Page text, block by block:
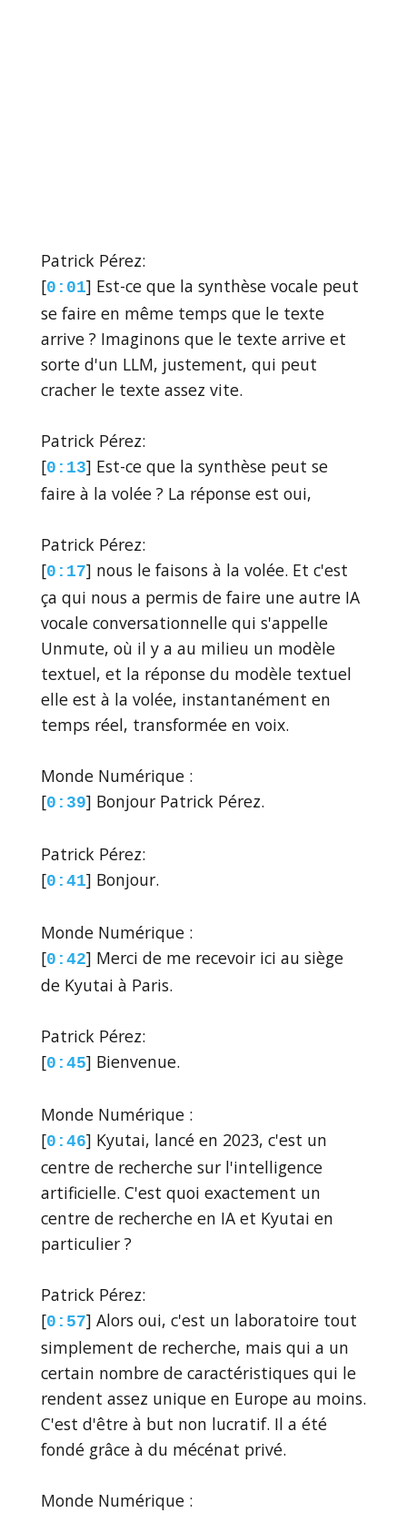
Patrick Pérez:
[0:01] Est-ce que la synthèse vocale peut
se faire en même temps que le texte
arrive ? Imaginons que le texte arrive et
sorte d'un LLM, justement, qui peut
cracher le texte assez vite.
Patrick Pérez:
[0:13] Est-ce que la synthèse peut se
faire à la volée ? La réponse est oui,
Patrick Pérez:
[0:17] nous le faisons à la volée. Et c'est
ça qui nous a permis de faire une autre IA
vocale conversationnelle qui s'appelle
Unmute, où il y a au milieu un modèle
textuel, et la réponse du modèle textuel
elle est à la volée, instantanément en
temps réel, transformée en voix.
Monde Numérique :
[0:39] Bonjour Patrick Pérez.
Patrick Pérez:
[0:41] Bonjour.
Monde Numérique :
[0:42] Merci de me recevoir ici au siège
de Kyutai à Paris.
Patrick Pérez:
[0:45] Bienvenue.
Monde Numérique :
[0:46] Kyutai, lancé en 2023, c'est un
centre de recherche sur l'intelligence
artificielle. C'est quoi exactement un
centre de recherche en IA et Kyutai en
particulier ?
Patrick Pérez:
[0:57] Alors oui, c'est un laboratoire tout
simplement de recherche, mais qui a un
certain nombre de caractéristiques qui le
rendent assez unique en Europe au moins.
C'est d'être à but non lucratif. Il a été
fondé grâce à du mécénat privé.
Monde Numérique :